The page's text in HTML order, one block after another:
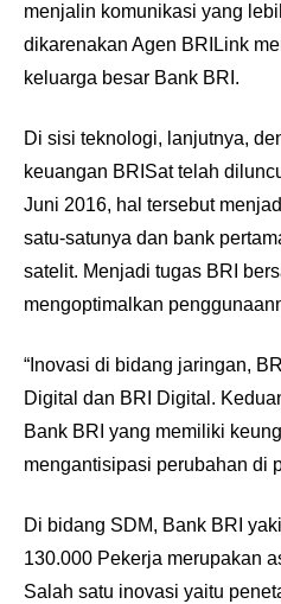
menjalin komunikasi yang
dikarenakan Agen BRILink
keluarga besar Bank BRI.
Di sisi teknologi, lanjutnya,
keuangan BRISat telah
Juni 2016, hal tersebut
satu-satunya dan bank
satelit. Menjadi tugas BRI
mengoptimalkan
“Inovasi di bidang jaringan,
Digital dan BRI Digital.
Bank BRI yang memiliki
mengantisipasi perubahan di
Di bidang SDM, Bank BRI
130.000 Pekerja merupakan
Salah satu inovasi yaitu